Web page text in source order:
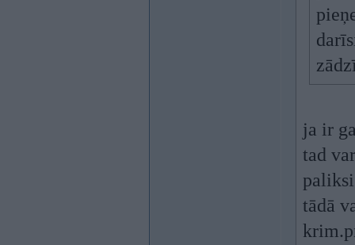
ja ir
tad
tādā